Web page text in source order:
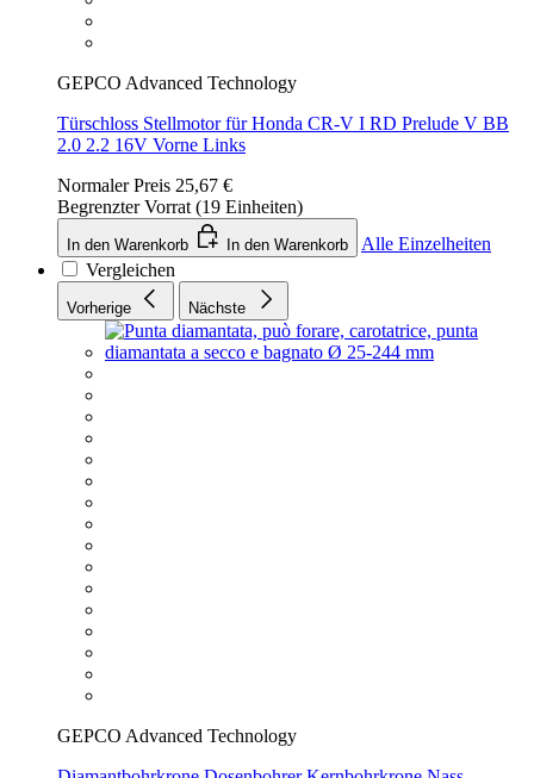
GEPCO Advanced Technology
Türschloss Stellmotor für Honda CR-V I RD Prelude V BB
2.0 2.2 16V Vorne Links
Normaler Preis 25,67 €
Begrenzter Vorrat (19 Einheiten)
In den Warenkorb In den Warenkorb
Alle Einzelheiten
Vergleichen
Vorherige Nächste
GEPCO Advanced Technology